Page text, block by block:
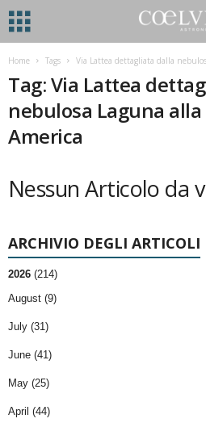
Home Tags Via Lattea dettagliata dalla
Tag: Via Lattea
nebulosa Laguna
America
Nessun Articolo da
ARCHIVIO DEGLI ARTICOLI
2026 (214)
August (9)
July (31)
June (41)
May (25)
April (44)